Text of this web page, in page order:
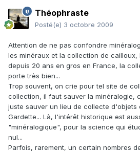
Théophraste
Posté(e) 3 octobre 2009
Attention de ne pas confondre
les minéraux et la collection de cailloux,
depuis 20 ans en gros en France, la
porte très bien...
Trop souvent, on crie pour tel site de
collection, il faut sauver la minéralogie,
juste sauver un lieu de collecte d'objets
Gardette... Là, l'intérêt historique est
"minéralogique", pour la science qui
nul...
Parfois, rarement, un certain nombres